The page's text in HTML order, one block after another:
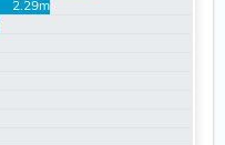
2.29m